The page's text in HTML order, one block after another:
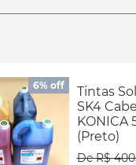
6% off
Tintas
SK4
KONICA
(Preto)
De R$